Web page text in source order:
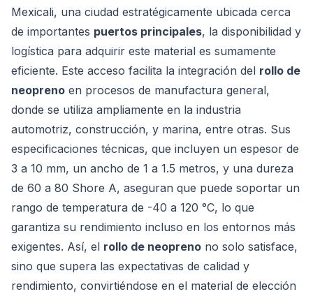
Mexicali, una ciudad estratégicamente ubicada cerca
de importantes puertos principales, la disponibilidad y
logística para adquirir este material es sumamente
eficiente. Este acceso facilita la integración del rollo de
neopreno en procesos de manufactura general,
donde se utiliza ampliamente en la industria
automotriz, construcción, y marina, entre otras. Sus
especificaciones técnicas, que incluyen un espesor de
3 a 10 mm, un ancho de 1 a 1.5 metros, y una dureza
de 60 a 80 Shore A, aseguran que puede soportar un
rango de temperatura de -40 a 120 °C, lo que
garantiza su rendimiento incluso en los entornos más
exigentes. Así, el rollo de neopreno no solo satisface,
sino que supera las expectativas de calidad y
rendimiento, convirtiéndose en el material de elección